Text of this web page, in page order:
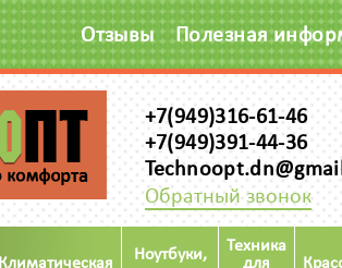
Отзывы Полезная
+7(949)316-61-46
+7(949)391-44-36
Обратный звонок
Климатическая
Ноутбуки,
Техника
для